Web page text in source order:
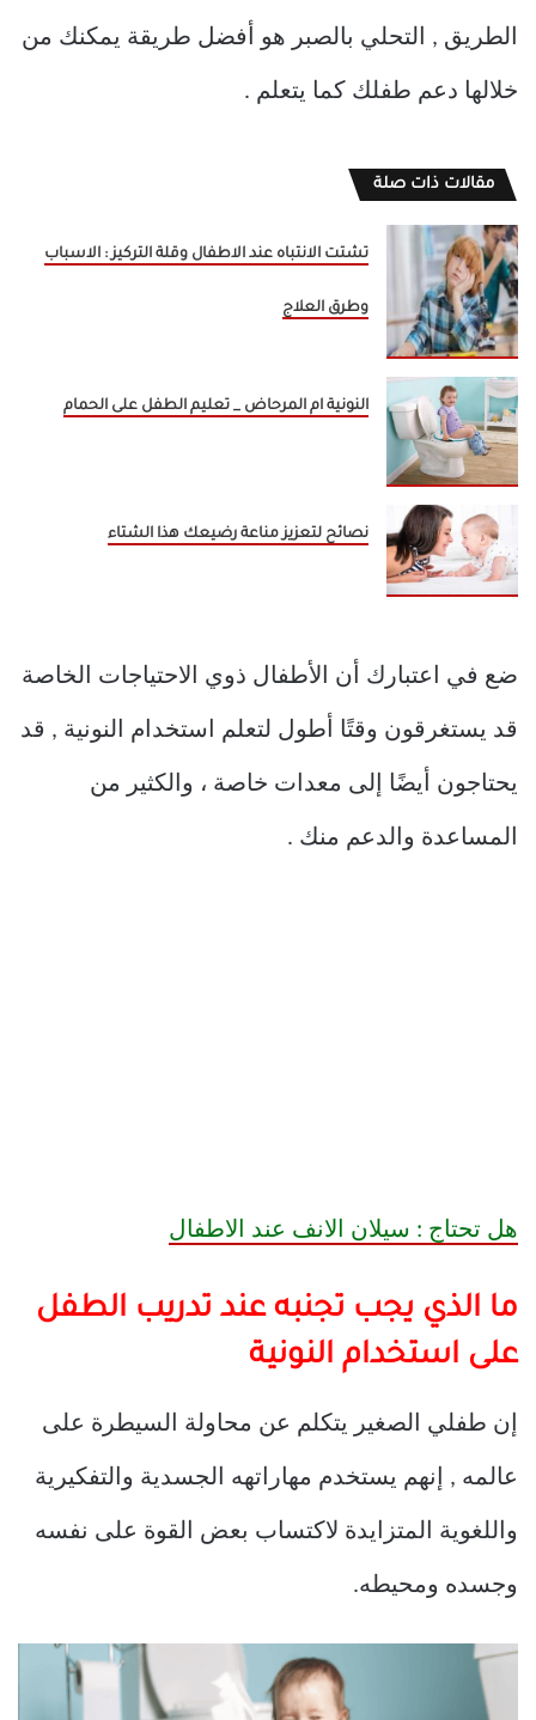
الطريق , التحلي بالصبر هو أفضل طريقة يمكنك من
خلالها دعم طفلك كما يتعلم .
مقالات ذات صلة
تشتت الانتباه عند الاطفال وقلة التركيز : الاسباب
وطرق العلاج
النونية ام المرحاض _ تعليم الطفل على الحمام
نصائح لتعزيز مناعة رضيعك هذا الشتاء
ضع في اعتبارك أن الأطفال ذوي الاحتياجات الخاصة
قد يستغرقون وقتًا أطول لتعلم استخدام النونية , قد
يحتاجون أيضًا إلى معدات خاصة ، والكثير من
المساعدة والدعم منك .
هل تحتاج : سيلان الانف عند الاطفال
ما الذي يجب تجنبه عند تدريب الطفل
على استخدام النونية
إن طفلي الصغير يتكلم عن محاولة السيطرة على
عالمه , إنهم يستخدم مهاراتهه الجسدية والتفكيرية
واللغوية المتزايدة لاكتساب بعض القوة على نفسه
وجسده ومحيطه.